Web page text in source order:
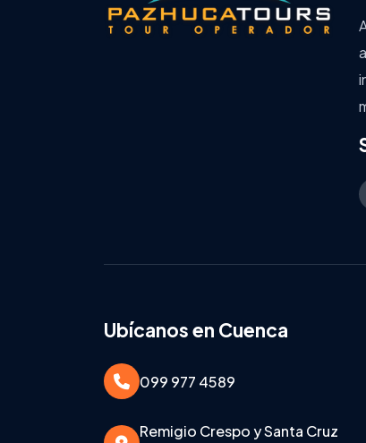
Ubícanos en Cuenca
099 977 4589
Remigio Crespo y Santa Cruz